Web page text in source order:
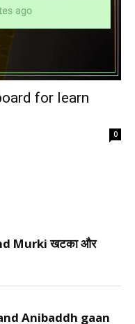
for learn
0